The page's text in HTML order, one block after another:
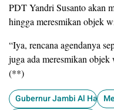
PDT Yandri Susanto akan
hingga meresmikan objek
“Iya, rencana agendanya
juga ada meresmikan
(**)
Gubernur Jambi Al Haris